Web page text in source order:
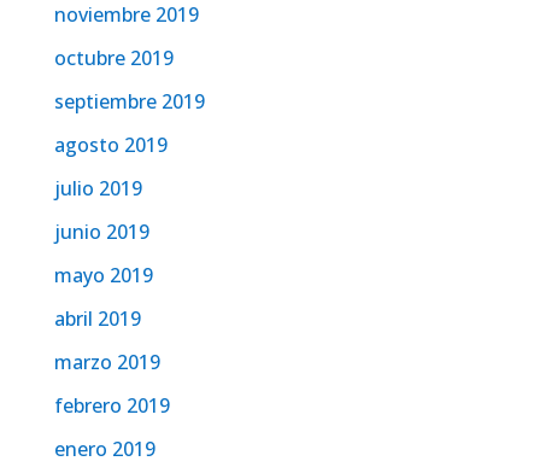
noviembre 2019
octubre 2019
septiembre 2019
agosto 2019
julio 2019
junio 2019
mayo 2019
abril 2019
marzo 2019
febrero 2019
enero 2019